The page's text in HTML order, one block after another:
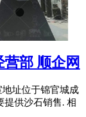
部 顺企网
址位于锦官城成
提供沙石销售. 相